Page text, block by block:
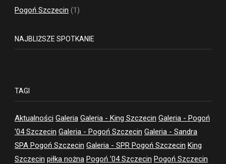
Pogoń Szczecin (1)
NAJBLIŻSZE SPOTKANIE
TAGI
Aktualności Galeria Galeria - King Szczecin Galeria - Pogoń
'04 Szczecin Galeria - Pogoń Szczecin Galeria - Sandra
SPA Pogoń Szczecin Galeria - SPR Pogoń Szczecin King
Szczecin piłka nożna Pogoń '04 Szczecin Pogoń Szczecin